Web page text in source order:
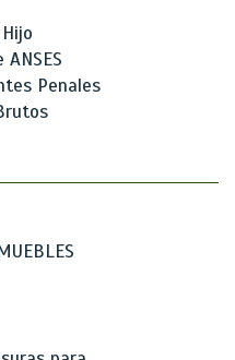
Penales